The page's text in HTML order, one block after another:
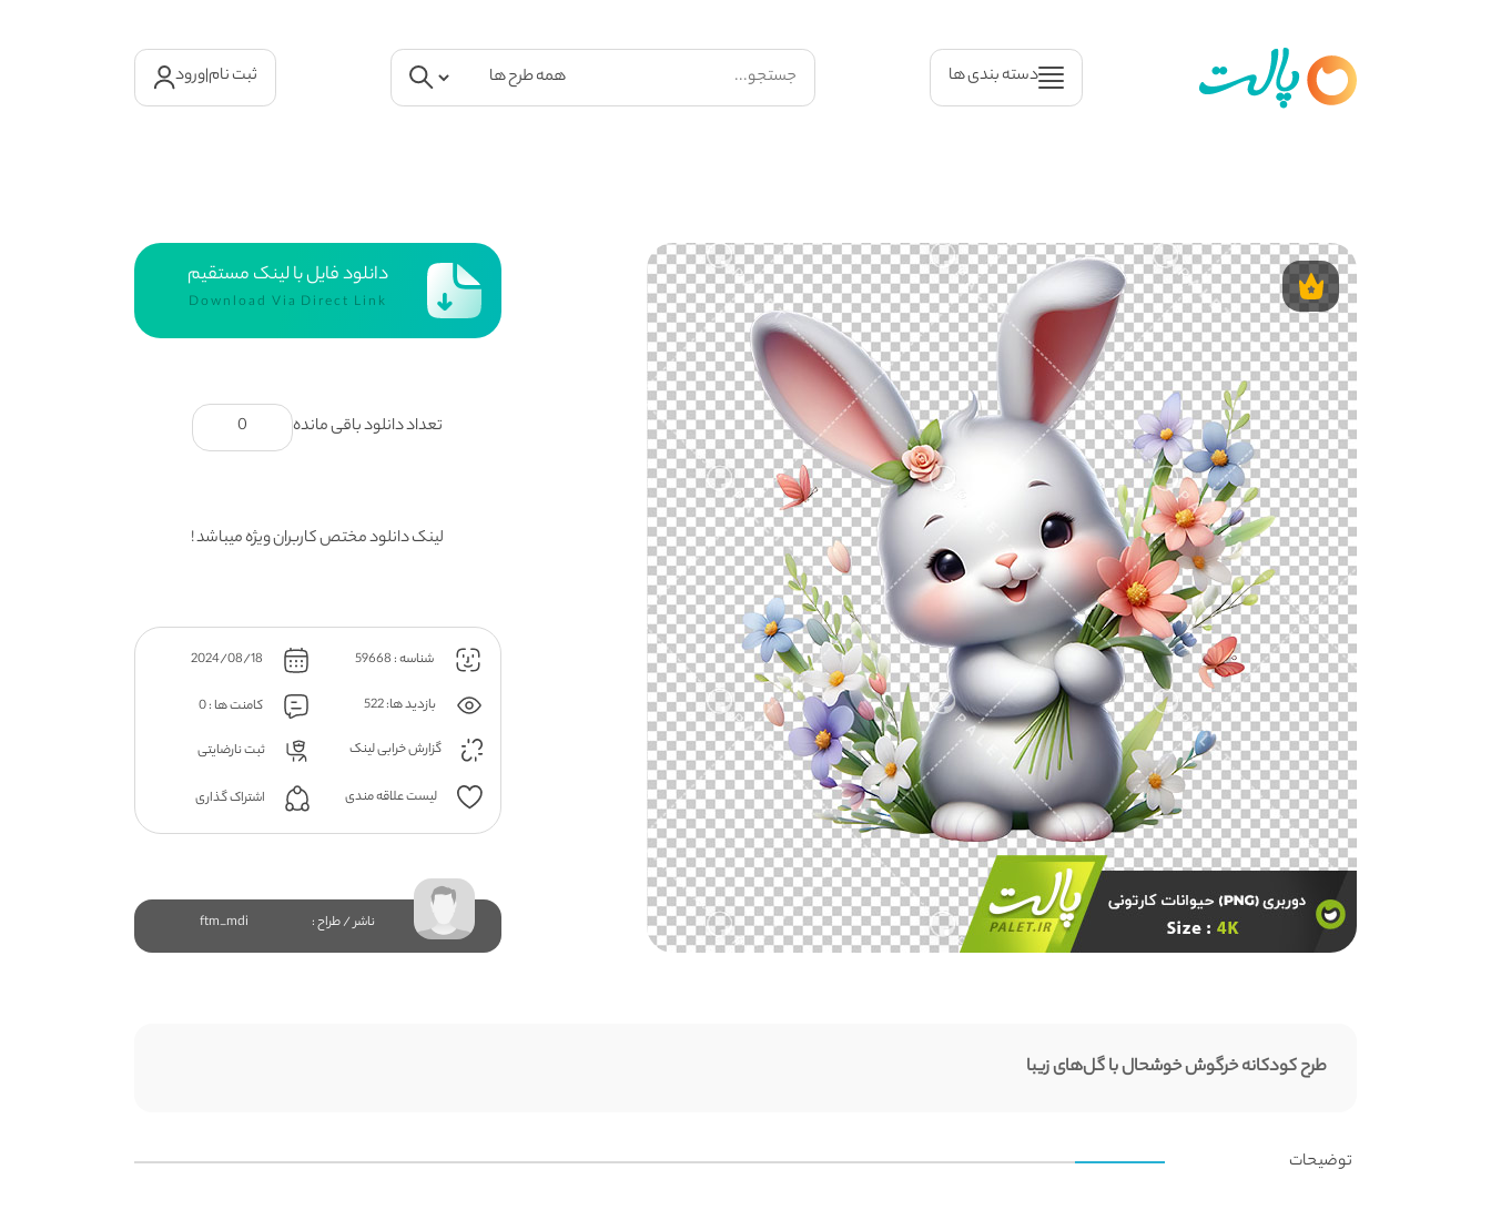
دسته بندی ها ثبت نام|ورود
دانلود فایل با لینک مستقیم
Download Via Direct Link
تعداد دانلود باقی مانده 0
لینک دانلود مختص کاربران ویژه میباشد !
شناسه : 59668
بازدید ها: 522
کامنت ها : 0
گزارش خرابی لینک
ثبت نارضایتی
لیست علاقه مندی اشتراک گذاری
ناشر / طراح : ftm_mdi
طرح کودکانه خرگوش خوشحال با گل‌های زیبا
توضیحات